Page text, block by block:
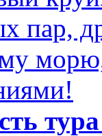
пар,